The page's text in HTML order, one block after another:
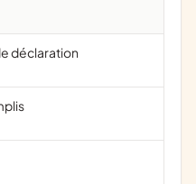
déclaration